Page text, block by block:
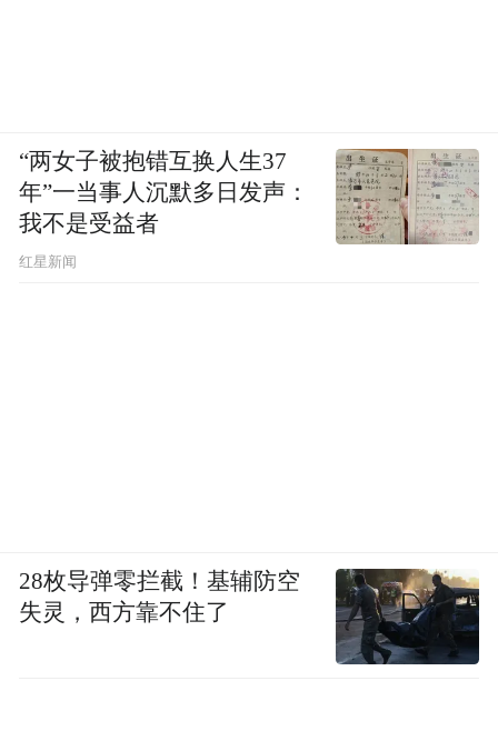
“两女子被抱错互换人生37
年”一当事人沉默多日发声：
我不是受益者
红星新闻
28枚导弹零拦截！基辅防空
失灵，西方靠不住了